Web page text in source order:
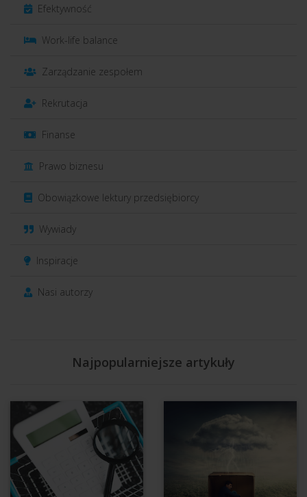
Efektywność
Work-life balance
Zarządzanie zespołem
Rekrutacja
Finanse
Prawo biznesu
Obowiązkowe lektury przedsiębiorcy
Wywiady
Inspiracje
Nasi autorzy
Najpopularniejsze artykuły